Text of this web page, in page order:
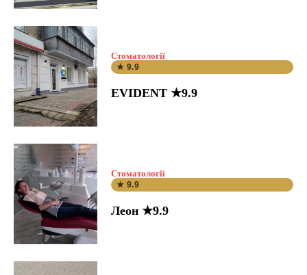
Стоматології
★ 9.9
EVIDENT ★9.9
Стоматології
★ 9.9
Леон ★9.9